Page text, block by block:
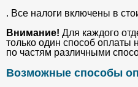
. Все налоги включены в
Внимание! Для каждого
только один способ оплаты
по частям различными
Возможные способы